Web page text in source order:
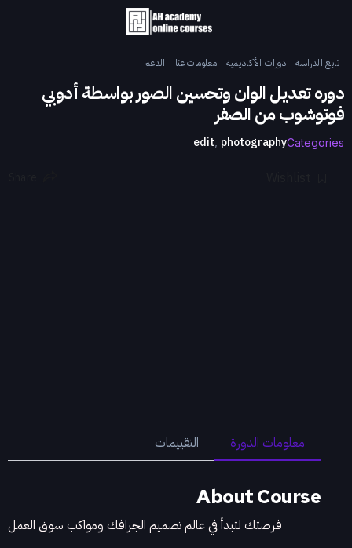
تابع الدراسة دورات الأكاديمية معلومات عنا الدعم
دوره تعديل الوان وتحسين الصور بواسطة أدوبي
فوتوشوب من الصفر
Categories
edit photography
معلومات الدورة التقييمات
About Course
فرصتك لتبدأ في عالم تصميم الجرافك ومواكب سوق العمل